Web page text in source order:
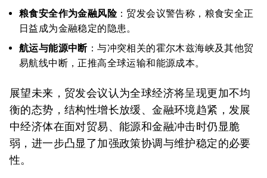
粮食安全作为金融风险：贸发会议警告称，粮食安全正
日益成为金融稳定的隐患。
航运与能源中断：与冲突相关的霍尔木兹海峡及其他贸
易航线中断，正推高全球运输和能源成本。
展望未来，贸发会议认为全球经济将呈现更加不均
衡的态势，结构性增长放缓、金融环境趋紧，发展
中经济体在面对贸易、能源和金融冲击时仍显脆
弱，进一步凸显了加强政策协调与维护稳定的必要
性。